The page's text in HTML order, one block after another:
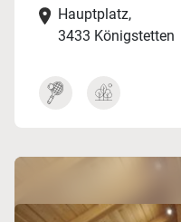
Hauptplatz,
3433 Königstetten